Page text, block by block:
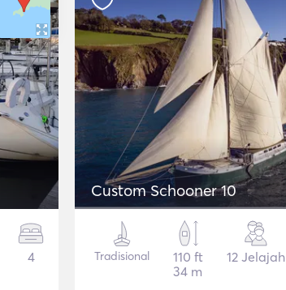
4
Custom Schooner 10
Tradisional
110 ft
34 m
12 Jelajah